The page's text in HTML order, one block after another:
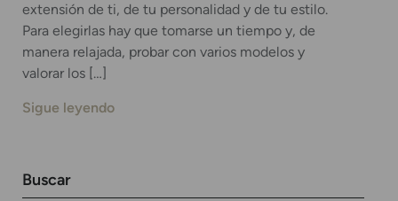
extensión de ti, de tu personalidad y de tu estilo.
Para elegirlas hay que tomarse un tiempo y, de
manera relajada, probar con varios modelos y
valorar los […]
Sigue leyendo
Buscar